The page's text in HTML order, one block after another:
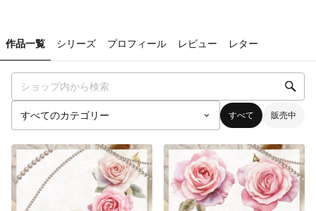
作品一覧 シリーズ プロフィール レビュー レター
すべて 販売中